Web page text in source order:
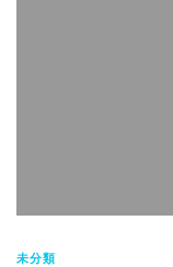
未分類